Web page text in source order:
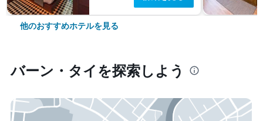
他のおすすめホテルを見る
バーン・タイ​を探索しよう